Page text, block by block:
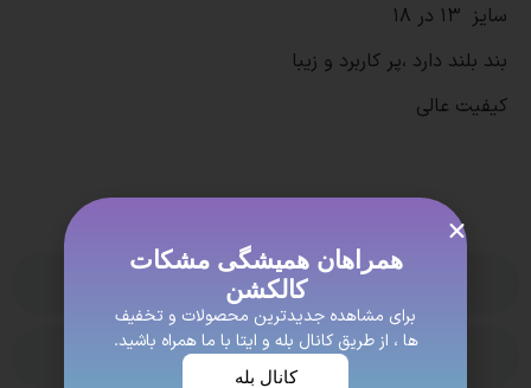
(2) نظر
ویژگی ها
سایز 13 در 18
بند بلند دارد ،پر کاربرد و زیبا
کیفیت عالی
همراهان همیشگی مشکات
کالکشن
برای مشاهده جدیدترین محصولات و تخفیف
ها ، از طریق کانال بله و ایتا با ما همراه باشید.
کانال بله